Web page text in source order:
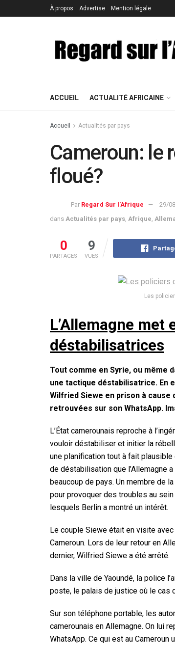
À propos Advertise Mention légale
ACCUEIL ACTUALITÉ AFRICAINE
Accueil Actualités par pays
Cameroun: le
floué?
Par Regard Sur l'Afrique
29/
dans Actualités par pays Afrique
0
PARTAGES
9
VUES
Les
L’Allemagne met
déstabilisatrices
Tout comme en Syrie, ou même
une tactique déstabilisatrice. En
Wilfried Siewe en prison à
retrouvées sur son WhatsApp.
L’État camerounais reproche à
vouloir déstabiliser et initier la
une planification tout à fait
de déstabilisation que l’Allemagne
beaucoup de pays. Un membre de
pour provoquer des troubles au
lesquels Berlin a montré un intérêt.
Le couple Siewe était en visite
Cameroun. Lors de leur retour en
dernier, Wilfried Siewe a été arrêté.
Dans la ville de Yaoundé, la police
poste, le palais de justice où le cas
Sur son téléphone portable, les
camerounais en Allemagne. On lui
WhatsApp. Ce qui est au Cameroun